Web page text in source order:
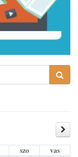
szo vas